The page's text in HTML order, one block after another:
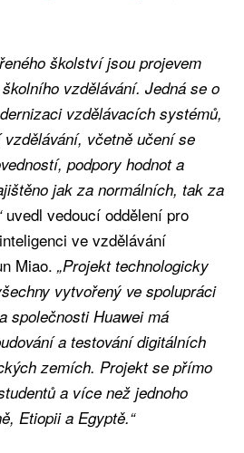
školství jsou projevem
vzdělávání. Jedná se o
vzdělávacích systémů,
včetně učení se
podpory hodnot a
jak za normálních, tak za
uvedl vedoucí oddělení pro
ve vzdělávání
Miao. „Projekt technologicky
vytvořený ve spolupráci
společnosti Huawei má
a testování digitálních
zemích. Projekt se přímo
a více než jednoho
Etiopii a Egyptě.“